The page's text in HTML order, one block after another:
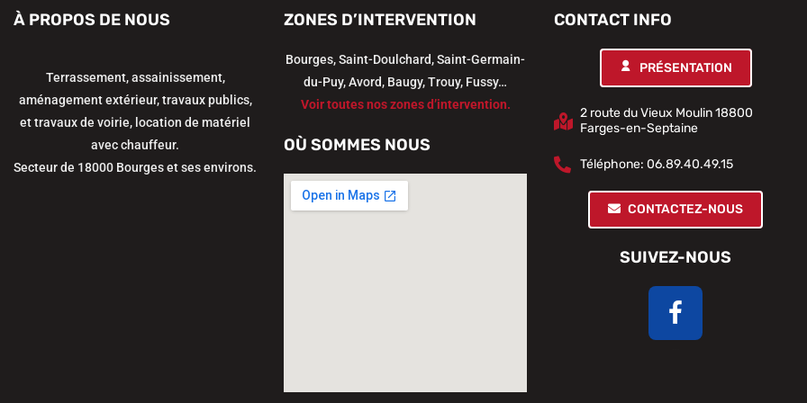
À PROPOS DE NOUS
Terrassement, assainissement,
aménagement extérieur, travaux publics,
et travaux de voirie, location de matériel
avec chauffeur.
Secteur de 18000 Bourges et ses environs.
ZONES D’INTERVENTION
Bourges, Saint-Doulchard, Saint-Germain-
du-Puy, Avord, Baugy, Trouy, Fussy…
Voir toutes nos zones d’intervention.
OÙ SOMMES NOUS
CONTACT INFO
PRÉSENTATION
2 route du Vieux Moulin 18800
Farges-en-Septaine
Téléphone: 06.89.40.49.15
CONTACTEZ-NOUS
SUIVEZ-NOUS